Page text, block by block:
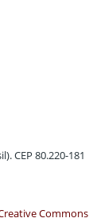
CEP 80.220-181